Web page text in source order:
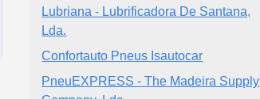
Lubriana - Lubrificadora De Santana,
Lda.
Confortauto Pneus Isautocar
PneuEXPRESS - The Madeira Supply